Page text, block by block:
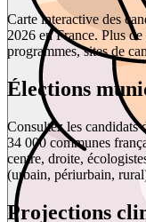
Carte interactive des
2026 en France. Plus
programmes, sites de
Élections
Consultez les candidats
34 000 communes
centre, droite,
(urbain, périurbain,
Projections